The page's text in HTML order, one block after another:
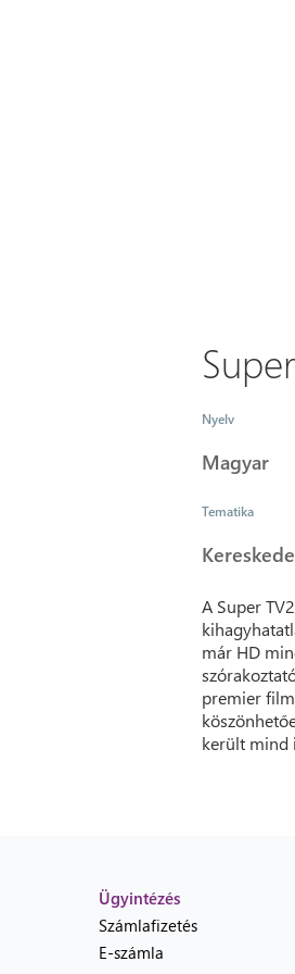
Nyelv
Magyar
Tematika
A Super
már HD
premier
került mind
Ügyintézés
Számlafizetés
E-számla